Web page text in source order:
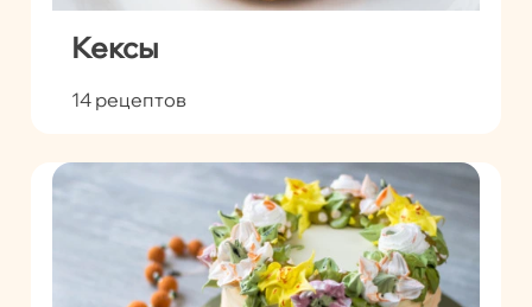
Кексы
14 рецептов